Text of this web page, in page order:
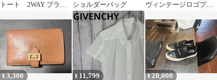
トート 2WAY ブラッ
ショルダーバッグ
ヴィンテージロゴプリ
¥3,300 ¥ 11,799 ¥20,000